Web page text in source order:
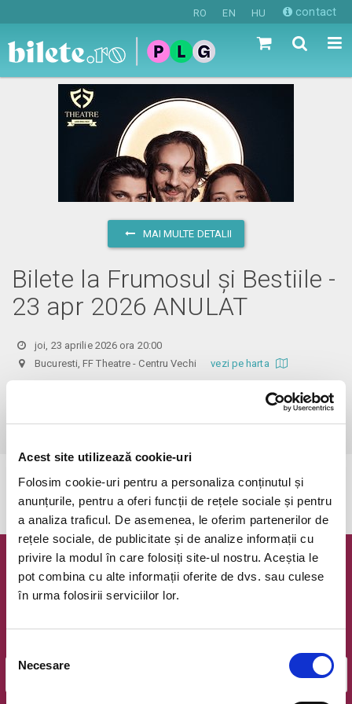
Acest site utilizează cookie-uri
Folosim cookie-uri pentru a personaliza conținutul și
anunțurile, pentru a oferi funcții de rețele sociale și pentru
a analiza traficul. De asemenea, le oferim partenerilor de
rețele sociale, de publicitate și de analize informații cu
privire la modul în care folosiți site-ul nostru. Aceștia le
pot combina cu alte informații oferite de dvs. sau culese
în urma folosirii serviciilor lor.
consimțământului
Necesare
RO EN HU contact
MAI MULTE DETALII
Bilete la Frumosul și Bestiile -
23 apr 2026 ANULAT
joi, 23 aprilie 2026 ora 20:00
Bucuresti, FF Theatre - Centru Vechivezi pe harta
Din respect pentru actori si public avem rugamintea de a va prezenta
cu cel putin 30 de minute inainte de inceperea spectacolului.
Evenimentul a expirat.
Newsletter @ Bilete.ro